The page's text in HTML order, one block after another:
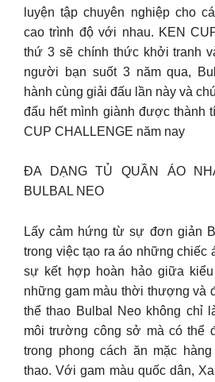
luyện tập chuyên nghiệp cho
cao trình độ với nhau. KEN
thứ 3 sẽ chính thức khởi tranh
người bạn suốt 3 năm qua,
hành cùng giải đấu lần này và
đấu hết mình giành được thành
CUP CHALLENGE năm nay
ĐA DẠNG TỦ QUẦN ÁO
BULBAL NEO
Lấy cảm hứng từ sự đơn giản
trong việc tạo ra áo những chiếc
sự kết hợp hoàn hảo giữa
những gam màu thời thượng và
thể thao Bulbal Neo không chỉ
môi trường công sở mà có thể
trong phong cách ăn mặc
thao. Với gam màu quốc dân,